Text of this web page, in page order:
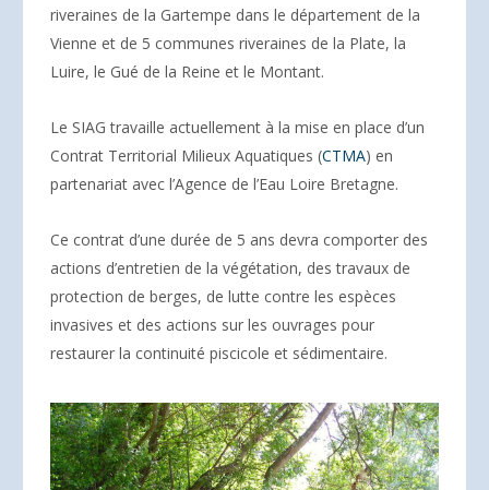
riveraines de la Gartempe dans le département de la
Vienne et de 5 communes riveraines de la Plate, la
Luire, le Gué de la Reine et le Montant.
Le SIAG travaille actuellement à la mise en place d’un
Contrat Territorial Milieux Aquatiques (CTMA) en
partenariat avec l’Agence de l’Eau Loire Bretagne.
Ce contrat d’une durée de 5 ans devra comporter des
actions d’entretien de la végétation, des travaux de
protection de berges, de lutte contre les espèces
invasives et des actions sur les ouvrages pour
restaurer la continuité piscicole et sédimentaire.